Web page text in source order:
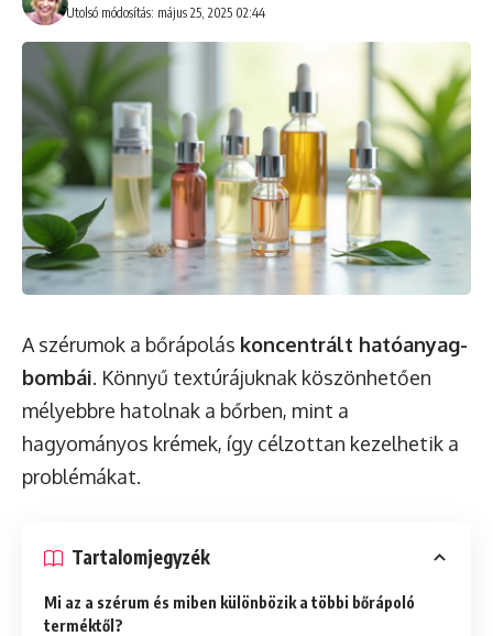
Utolsó módosítás: május 25, 2025 02:44
A szérumok a bőrápolás koncentrált hatóanyag-
bombái. Könnyű textúrájuknak köszönhetően
mélyebbre hatolnak a bőrben, mint a
hagyományos krémek, így célzottan kezelhetik a
problémákat.
Tartalomjegyzék
Mi az a szérum és miben különbözik a többi bőrápoló
terméktől?